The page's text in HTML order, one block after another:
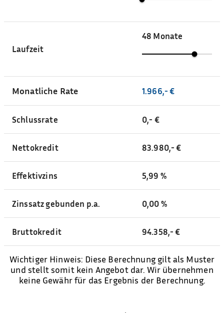
Laufzeit
48 Monate
Monatliche Rate 1.966,- €
Schlussrate 0,- €
Nettokredit 83.980,- €
Effektivzins 5,99 %
Zinssatz gebunden p.a. 0,00 %
Bruttokredit 94.358,- €
Wichtiger Hinweis: Diese Berechnung gilt als Muster
und stellt somit kein Angebot dar. Wir übernehmen
keine Gewähr für das Ergebnis der Berechnung.